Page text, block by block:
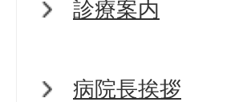
診療案内
病院長挨拶